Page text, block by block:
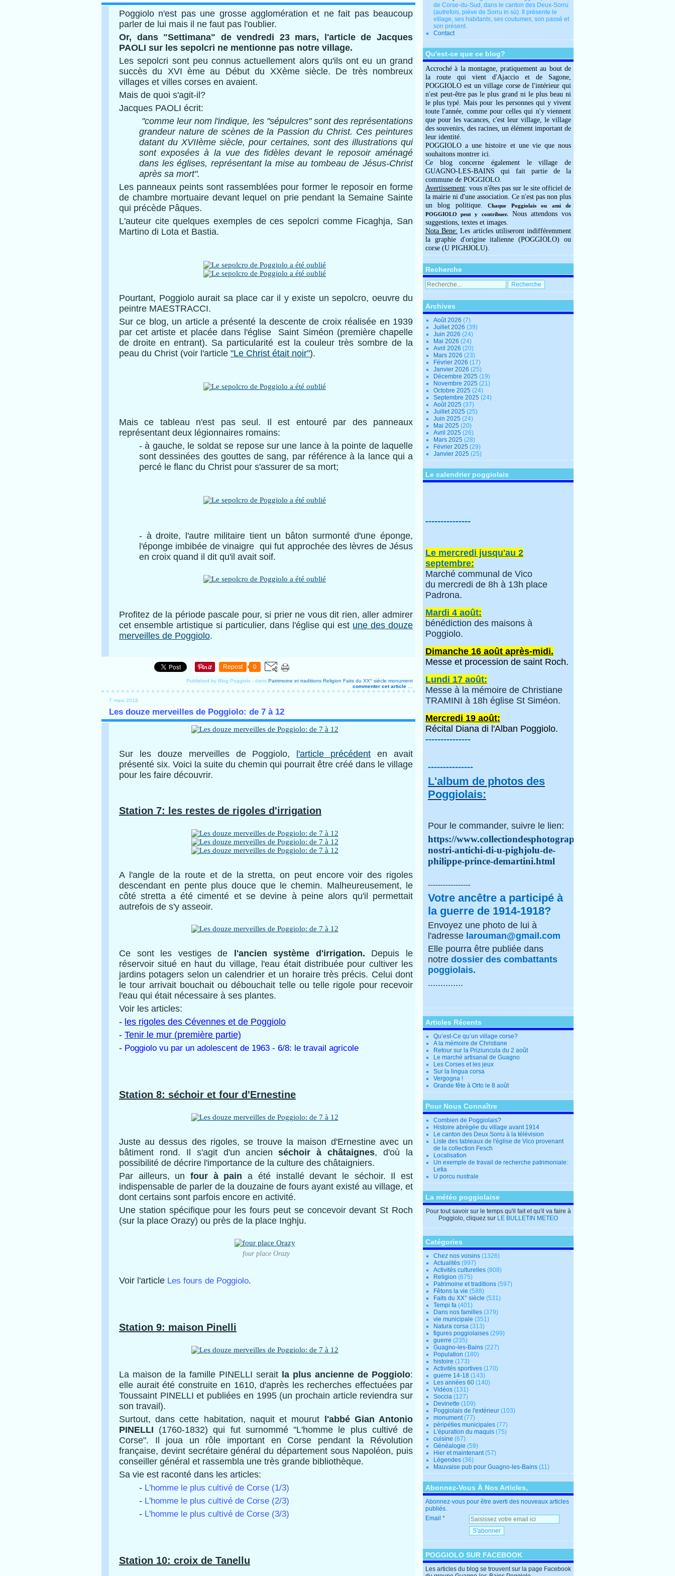
Poggiolo n'est pas une grosse agglomération et ne fait pas beaucoup
parler de lui mais il ne faut pas l'oublier.
Or, dans "Settimana" de vendredi 23 mars, l'article de Jacques
PAOLI sur les sepolcri ne mentionne pas notre village.
Les sepolcri sont peu connus actuellement alors qu'ils ont eu un grand
succès du XVI ème au Début du XXème siècle. De très nombreux
villages et villes corses en avaient.
Mais de quoi s'agit-il?
Jacques PAOLI écrit:
"comme leur nom l'indique, les "sépulcres" sont des représentations
grandeur nature de scènes de la Passion du Christ. Ces peintures
datant du XVIIème siècle, pour certaines, sont des illustrations qui
sont exposées à la vue des fidèles devant le reposoir aménagé
dans les églises, représentant la mise au tombeau de Jésus-Christ
après sa mort".
Les panneaux peints sont rassemblées pour former le reposoir en forme
de chambre mortuaire devant lequel on prie pendant la Semaine Sainte
qui précède Pâques.
L'auteur cite quelques exemples de ces sepolcri comme Ficaghja, San
Martino di Lota et Bastia.
Pourtant, Poggiolo aurait sa place car il y existe un sepolcro, oeuvre du
peintre MAESTRACCI.
Sur ce blog, un article a présenté la descente de croix réalisée en 1939
par cet artiste et placée dans l'église Saint Siméon (première chapelle
de droite en entrant). Sa particularité est la couleur très sombre de la
peau du Christ (voir l'article "Le Christ était noir").
Mais ce tableau n'est pas seul. Il est entouré par des panneaux
représentant deux légionnaires romains:
- à gauche, le soldat se repose sur une lance à la pointe de laquelle
sont dessinées des gouttes de sang, par référence à la lance qui a
percé le flanc du Christ pour s'assurer de sa mort;
- à droite, l'autre militaire tient un bâton surmonté d'une éponge,
l'éponge imbibée de vinaigre qui fut approchée des lèvres de Jésus
en croix quand il dit qu'il avait soif.
Profitez de la période pascale pour, si prier ne vous dit rien, aller admirer
cet ensemble artistique si particulier, dans l'église qui est une des douze
merveilles de Poggiolo.
Repost 0
Published by Blog Poggiolo - dans Patrimoine et traditions Religion Faits du XX° siècle monument
commenter cet article
7 mars 2018
Les douze merveilles de Poggiolo: de 7 à 12
Sur les douze merveilles de Poggiolo, l'article précédent en avait
présenté six. Voici la suite du chemin qui pourrait être créé dans le village
pour les faire découvrir.
Station 7: les restes de rigoles d'irrigation
A l'angle de la route et de la stretta, on peut encore voir des rigoles
descendant en pente plus douce que le chemin. Malheureusement, le
côté stretta a été cimenté et se devine à peine alors qu'il permettait
autrefois de s'y asseoir.
Ce sont les vestiges de l'ancien système d'irrigation. Depuis le
réservoir situé en haut du village, l'eau était distribuée pour cultiver les
jardins potagers selon un calendrier et un horaire très précis. Celui dont
le tour arrivait bouchait ou débouchait telle ou telle rigole pour recevoir
l'eau qui était nécessaire à ses plantes.
Voir les articles:
- les rigoles des Cévennes et de Poggiolo
- Tenir le mur (première partie)
- Poggiolo vu par un adolescent de 1963 - 6/8: le travail agricole
Station 8: séchoir et four d'Ernestine
Juste au dessus des rigoles, se trouve la maison d'Ernestine avec un
bâtiment rond. Il s'agit d'un ancienséchoir à châtaignes, d'où la
possibilité de décrire l'importance de la culture des châtaigniers.
Par ailleurs, unfour à pain a été installé devant le séchoir. Il est
indispensable de parler de la douzaine de fours ayant existé au village, et
dont certains sont parfois encore en activité.
Une station spécifique pour les fours peut se concevoir devant St Roch
(sur la place Orazy) ou près de la place Inghju.
four place Orazy
Voir l'article Les fours de Poggiolo.
Station 9: maison Pinelli
La maison de la famille PINELLI serait la plus ancienne de Poggiolo:
elle aurait été construite en 1610, d'après les recherches effectuées par
Toussaint PINELLI et publiées en 1995 (un prochain article reviendra sur
son travail).
Surtout, dans cette habitation, naquit et mourut
l'abbé Gian Antonio
PINELLI (1760-1832) qui fut surnommé "L'homme le plus cultivé de
Corse". Il joua un rôle important en Corse pendant la Révolution
française, devint secrétaire général du département sous Napoléon, puis
conseiller général et rassembla une très grande bibliothèque.
Sa vie est raconté dans les articles:
- L'homme le plus cultivé de Corse (1/3)
- L'homme le plus cultivé de Corse (2/3)
- L'homme le plus cultivé de Corse (3/3)
Station 10: croix de Tanellu
de Corse-du-Sud, dans le canton des Deux-Sorru
(autrefois, piève de Sorru in sù). Il présente le
village, ses habitants, ses coutumes, son passé et
son présent.
Contact
Qu'est-ce que ce blog?
Accroché à la montagne, pratiquement au bout de
la route qui vient d'Ajaccio et de Sagone,
POGGIOLO est un village corse de l'intérieur qui
n'est peut-être pas le plus grand ni le plus beau ni
le plus typé. Mais pour les personnes qui y vivent
toute l'année, comme pour celles qui n'y viennent
que pour les vacances, c'est leur village, le village
des souvenirs, des racines, un élément important de
leur identité.
POGGIOLO a une histoire et une vie que nous
souhaitons montrer ici.
Ce blog concerne également le village de
GUAGNO-LES-BAINS qui fait partie de la
commune de POGGIOLO.
Avertissement: vous n'êtes pas sur le site officiel de
la mairie ni d'une association. Ce n'est pas non plus
un blog politique.Chaque Poggiolais ou ami de
POGGIOLO peut y contribuer.Nous attendons vos
suggestions, textes et images.
Nota Bene: Les articles utiliseront indifféremment
la graphie d'origine italienne (POGGIOLO) ou
corse (U PIGHJOLU).
Recherche
Archives
Août 2026 (7)
Juillet 2026 (39)
Juin 2026 (24)
Mai 2026 (24)
Avril 2026 (20)
Mars 2026 (23)
Février 2026 (17)
Janvier 2026 (25)
Décembre 2025 (19)
Novembre 2025 (21)
Octobre 2025 (24)
Septembre 2025 (24)
Août 2025 (37)
Juillet 2025 (25)
Juin 2025 (24)
Mai 2025 (20)
Avril 2025 (26)
Mars 2025 (28)
Février 2025 (29)
Janvier 2025 (25)
Le calendrier poggiolais
---------------
Le mercredi jusqu'au 2
septembre:
Marché communal de Vico
du mercredi de 8h à 13h place
Padrona.
Mardi 4 août:
bénédiction des maisons à
Poggiolo.
Dimanche 16 août après-midi.
Messe et procession de saint Roch.
Lundi 17 août:
Messe à la mémoire de Christiane
TRAMINI à 18h église St Siméon.
Mercredi 19 août:
Récital Diana di l'Alban Poggiolo.
---------------
---------------
L'album de photos des
Poggiolais:
Pour le commander, suivre le lien:
https://www.collectiondesphotographes.com/i-
nostri-antichi-di-u-pighjolu-de-
philippe-prince-demartini.html
-----------------
Votre ancêtre a participé à
la guerre de 1914-1918?
Envoyez une photo de lui à
l'adresse larouman@gmail.com
Elle pourra être publiée dans
notre dossier des combattants
poggiolais.
..............
Articles Récents
Qu’est-Ce qu’un village corse?
A la mémoire de Christiane
Retour sur la Priziuncula du 2 août
Le marché artisanal de Guagno
Les Corses et les jeux
Sur la lingua corsa
Vergogna !
Grande fête à Orto le 8 août
Pour Nous Connaître
Combien de Poggiolais?
Histoire abrégée du village avant 1914
Le canton des Deux Sorru à la télévision
Liste des tableaux de l'église de Vico provenant
de la collection Fesch
Localisation
Un exemple de travail de recherche patrimoniale:
Letia
U porcu nustrale
La météo poggiolaise
Pour tout savoir sur le temps qu'il fait et qu'il va faire à
Poggiolo, cliquez sur LE BULLETIN METEO
Catégories
Chez nos voisins (1326)
Actualités (997)
Activités culturelles (808)
Religion (675)
Patrimoine et traditions (597)
Fêtons la vie (588)
Faits du XX° siècle (531)
Tempi fa (401)
Dans nos familles (379)
vie municipale (351)
Natura corsa (313)
figures poggiolaises (299)
guerre (235)
Guagno-les-Bains (227)
Population (180)
histoire (173)
Activités sportives (170)
guerre 14-18 (143)
Les années 60 (140)
Vidéos (131)
Soccia (127)
Devinette (109)
Poggiolais de l'extérieur (103)
monument(77)
péripéties municipales (77)
L'épuration du maquis (75)
cuisine (67)
Généalogie (59)
Hier et maintenant(57)
Légendes (36)
Mauvaise pub pour Guagno-les-Bains (11)
Abonnez-Vous À Nos Articles,
Abonnez-vous pour être averti des nouveaux articles
publiés.
Email
POGGIOLO SUR FACEBOOK
Les articles du blog se trouvent sur la page Facebook